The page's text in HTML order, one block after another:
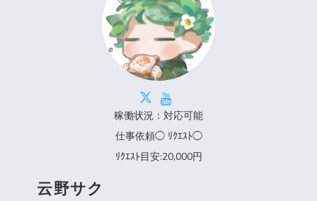
稼働状況：対応可能
仕事依頼◯ ﾘｸｴｽﾄ◯
ﾘｸｴｽﾄ目安:20,000円
云野サク